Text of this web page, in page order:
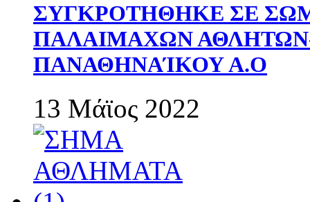
ΣΥΓΚΡΟΤΗΘΗΚΕ ΣΕ
ΠΑΛΑΙΜΑΧΩΝ
ΠΑΝΑΘΗΝΑΊΚΟΥ Α.Ο
13 Μάϊος 2022